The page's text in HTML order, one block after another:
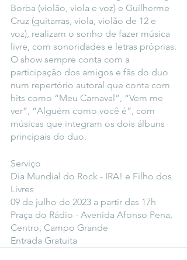
Borba (violão, viola e voz) e Guilherme
Cruz (guitarras, viola, violão de 12 e
voz), realizam o sonho de fazer música
livre, com sonoridades e letras próprias.
O show sempre conta com a
participação dos amigos e fãs do duo
num repertório autoral que conta com
hits como “Meu Carnaval”, “Vem me
ver”, “Alguém como você é”, com
músicas que integram os dois álbuns
principais do duo.
Serviço
Dia Mundial do Rock - IRA! e Filho dos
Livres
09 de julho de 2023 a partir das 17h
Praça do Rádio - Avenida Afonso Pena,
Centro, Campo Grande
Entrada Gratuita